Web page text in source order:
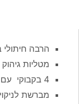
הרבה חיתולי
מטליות גיהוק
4 בקבוקי עם פטמות
מברשת